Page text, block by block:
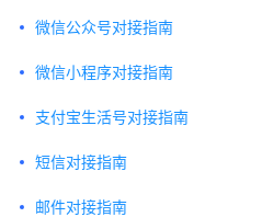
微信公众号对接指南
微信小程序对接指南
支付宝生活号对接指南
短信对接指南
邮件对接指南